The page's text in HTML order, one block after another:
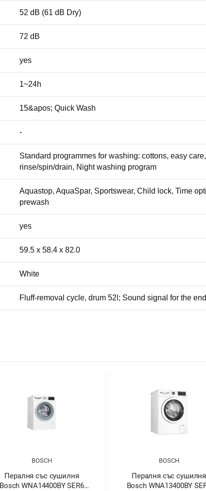
52 dB (61 dB Dry)
72 dB
yes
1~24h
15&apos; Quick Wash
-
Standard programmes for washing: cottons, easy
rinse/spin/drain, Night washing program
Aquastop, AquaSpar, Sportswear, Child lock, Time
prewash
yes
59.5 x 58.4 x 82.0
White
Fluff-removal cycle, drum 52l; Sound signal for the
BOSCH
Пералня със сушилня
Bosch WNA13400BY SER4
BOSCH
Пералня със сушилня
Bosch WNG254U0BY